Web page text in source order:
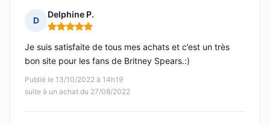
D
Delphine P.
Note : 5 sur 5
Publié le 13/10/2022 à 14h19
suite à un achat du 27/08/2022
Je suis satisfaite de tous mes achats et c’est un très
bon site pour les fans de Britney Spears.:)